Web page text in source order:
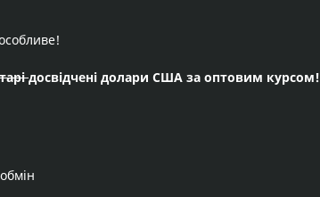
досвідчені долари США за оптовим курсом!